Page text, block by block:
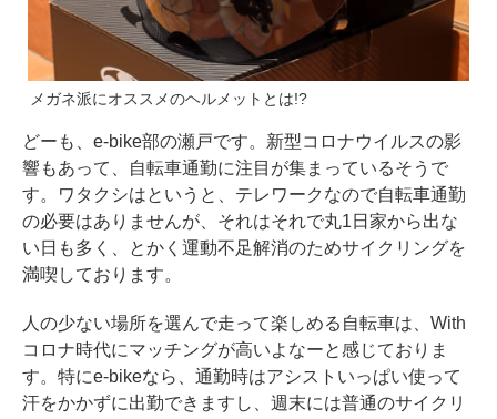
メガネ派にオススメのヘルメットとは!?
どーも、e-bike部の瀬戸です。新型コロナウイルスの影
響もあって、自転車通勤に注目が集まっているそうで
す。ワタクシはというと、テレワークなので自転車通勤
の必要はありませんが、それはそれで丸1日家から出な
い日も多く、とかく運動不足解消のためサイクリングを
満喫しております。
人の少ない場所を選んで走って楽しめる自転車は、With
コロナ時代にマッチングが高いよなーと感じておりま
す。特にe-bikeなら、通勤時はアシストいっぱい使って
汗をかかずに出勤できますし、週末には普通のサイクリ